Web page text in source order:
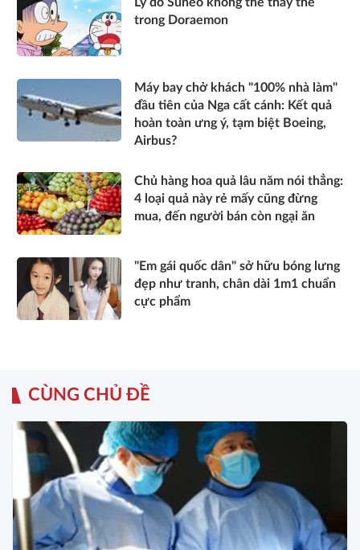
trong Doraemon
Máy bay chở khách "100% nhà làm"
đầu tiên của Nga cất cánh: Kết quả
hoàn toàn ưng ý, tạm biệt Boeing,
Airbus?
Chủ hàng hoa quả lâu năm nói thẳng:
4 loại quả này rẻ mấy cũng đừng
mua, đến người bán còn ngại ăn
"Em gái quốc dân" sở hữu bóng lưng
đẹp như tranh, chân dài 1m1 chuẩn
cực phẩm
CÙNG CHỦ ĐỀ